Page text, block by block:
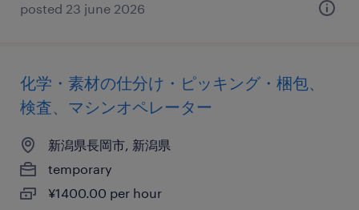
posted 23 june 2026
化学・素材の仕分け・ピッキング・梱包、
検査、マシンオペレーター
新潟県長岡市, 新潟県
temporary
¥1400.00 per hour